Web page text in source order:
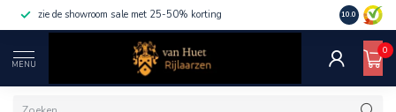
zie de showroom sale met 25-50% korting 10.0
MENU
0